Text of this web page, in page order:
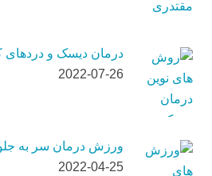
درمان دیسک و دردهای
2022-07-26
ورزش درمان سر به
2022-04-25